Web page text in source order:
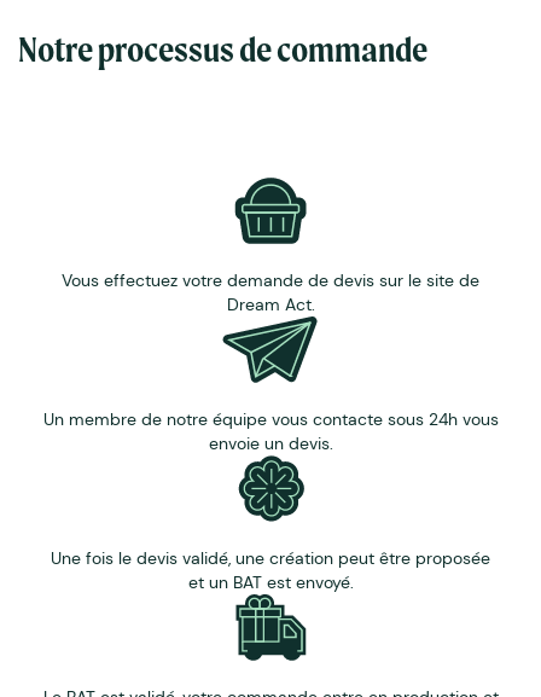
La pause déjeuner
La pollution numérique
Notre processus de commande
Vous effectuez votre demande de devis sur le site de
Dream Act.
Un membre de notre équipe vous contacte sous 24h vous
envoie un devis.
Une fois le devis validé, une création peut être proposée
et un BAT est envoyé.